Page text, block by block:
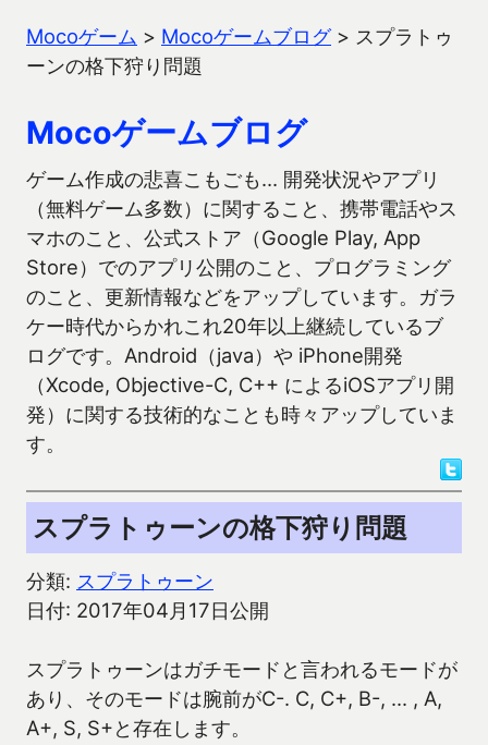
Mocoゲーム > Mocoゲームブログ> スプラトゥ
ーンの格下狩り問題
Mocoゲームブログ
ゲーム作成の悲喜こもごも… 開発状況やアプリ
（無料ゲーム多数）に関すること、携帯電話やス
マホのこと、公式ストア（Google Play, App
Store）でのアプリ公開のこと、プログラミング
のこと、更新情報などをアップしています。ガラ
ケー時代からかれこれ20年以上継続しているブ
ログです。Android（java）や iPhone開発
（Xcode, Objective-C, C++ によるiOSアプリ開
発）に関する技術的なことも時々アップしていま
す。
スプラトゥーンの格下狩り問題
分類: スプラトゥーン
日付: 2017年04月17日公開
スプラトゥーンはガチモードと言われるモードが
あり、そのモードは腕前がC-. C, C+, B-, ... , A,
A+, S, S+と存在します。